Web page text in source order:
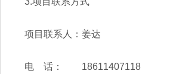
项目联系人：姜达
电 话： 18611407118